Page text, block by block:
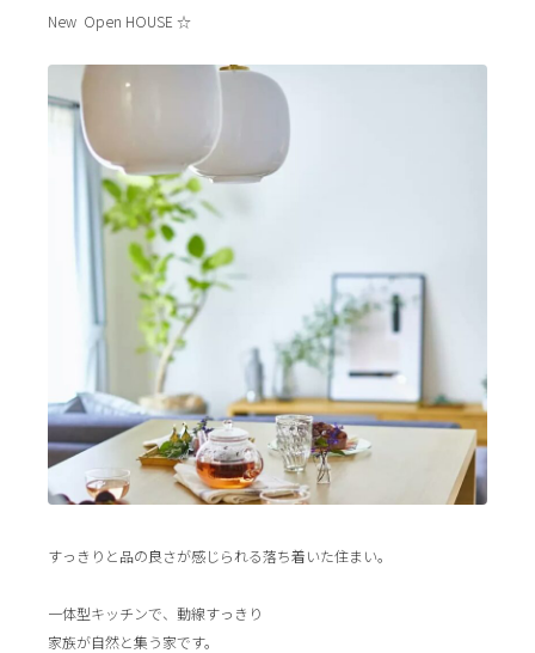
New Open HOUSE ☆
すっきりと品の良さが感じられる落ち着いた住まい。
一体型キッチンで、動線すっきり
家族が自然と集う家です。